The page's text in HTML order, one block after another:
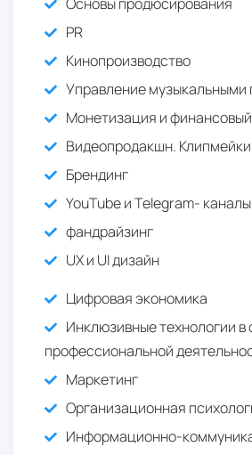
PR
Кинопроизводство
Управление музыкальными
Монетизация и
Видеопродакшн.
Брендинг
YouTube и Telegram- каналы
фандрайзинг
UX и UI дизайн
Цифровая экономика
Инклюзивные технологии в
профессиональной
Маркетинг
Организационная
Информационно-